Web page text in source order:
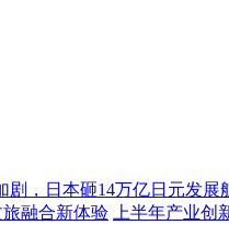
剧，日本砸14万亿日元发展
融合新体验 上半年产业创